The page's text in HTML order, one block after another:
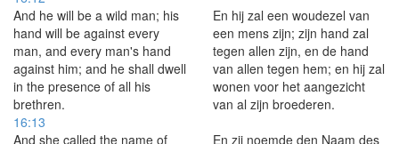
And he will be a wild man; his
hand will be against every
man, and every man's hand
against him; and he shall dwell
in the presence of all his
brethren.
En hij zal een woudezel van
een mens zijn; zijn hand zal
tegen allen zijn, en de hand
van allen tegen hem; en hij zal
wonen voor het aangezicht
van al zijn broederen.
16:13
And she called the name of
En zij noemde den Naam des